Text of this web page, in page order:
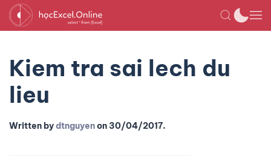
Kiem tra sai lech du
lieu
Written bydtnguyenon 30/04/2017.